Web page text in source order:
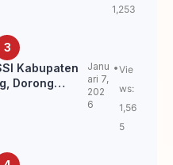
1,253
Kabupaten
Dorong
Janu
ari 7,
202
6
Vie
ws:
1,56
5